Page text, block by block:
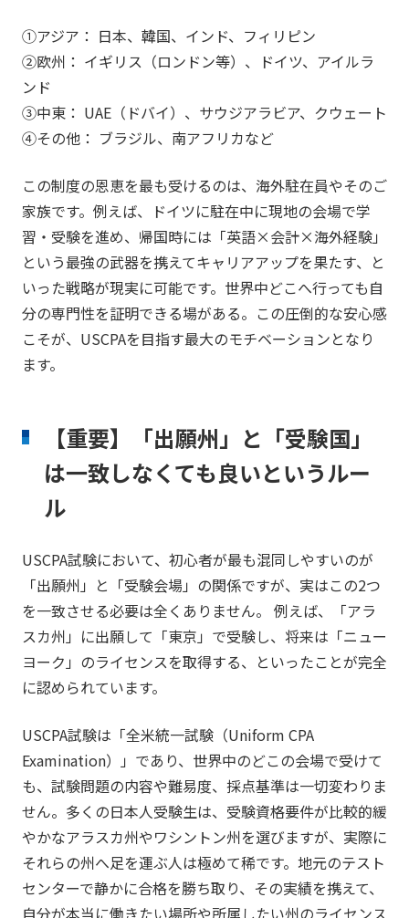
①アジア： 日本、韓国、インド、フィリピン
②欧州： イギリス（ロンドン等）、ドイツ、アイルラ
ンド
③中東： UAE（ドバイ）、サウジアラビア、クウェート
④その他： ブラジル、南アフリカなど
この制度の恩恵を最も受けるのは、海外駐在員やそのご
家族です。例えば、ドイツに駐在中に現地の会場で学
習・受験を進め、帰国時には「英語×会計×海外経験」
という最強の武器を携えてキャリアアップを果たす、と
いった戦略が現実に可能です。世界中どこへ行っても自
分の専門性を証明できる場がある。この圧倒的な安心感
こそが、USCPAを目指す最大のモチベーションとなり
ます。
【重要】「出願州」と「受験国」
は一致しなくても良いというルー
ル
USCPA試験において、初心者が最も混同しやすいのが
「出願州」と「受験会場」の関係ですが、実はこの2つ
を一致させる必要は全くありません。 例えば、「アラ
スカ州」に出願して「東京」で受験し、将来は「ニュー
ヨーク」のライセンスを取得する、といったことが完全
に認められています。
USCPA試験は「全米統一試験（Uniform CPA
Examination）」であり、世界中のどこの会場で受けて
も、試験問題の内容や難易度、採点基準は一切変わりま
せん。多くの日本人受験生は、受験資格要件が比較的緩
やかなアラスカ州やワシントン州を選びますが、実際に
それらの州へ足を運ぶ人は極めて稀です。地元のテスト
センターで静かに合格を勝ち取り、その実績を携えて、
自分が本当に働きたい場所や所属したい州のライセンス